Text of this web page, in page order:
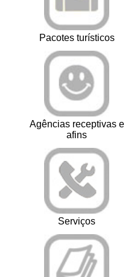
Pacotes turísticos
Agências receptivas e
afins
Serviços